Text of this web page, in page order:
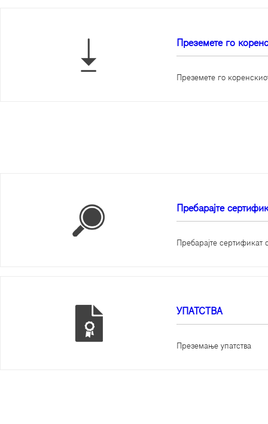
Преземете го
Преземете го
Пребарајте
Пребарајте
УПАТСТВА
Преземање упатства